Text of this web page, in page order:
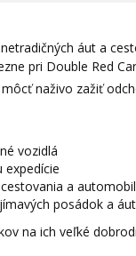
áut a
pri Double Red
naživo zažiť
vozidlá
expedície
a
posádok a áut
na ich veľké